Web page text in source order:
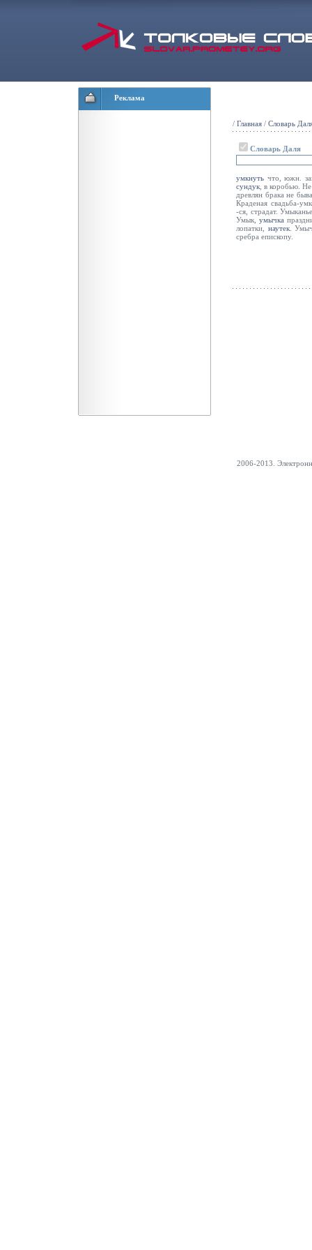
Реклама
/ Главная / Словарь
Словарь Даля
умкнуть что, южн.
сундук , в коробью.
древлян брака не
Краденая свадьба-
-ся, страдат.
Умык, умычка
лопатки, наутек.
сребра епископу.
2006-2013.